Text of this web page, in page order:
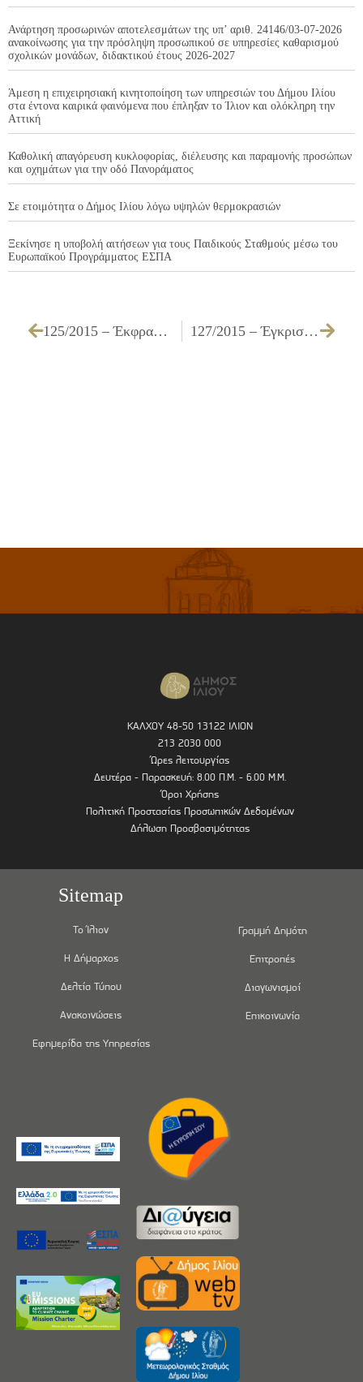
Ανάρτηση προσωρινών αποτελεσμάτων της υπ’ αριθ. 24146/03-07-2026
ανακοίνωσης για την πρόσληψη προσωπικού σε υπηρεσίες καθαρισμού
σχολικών μονάδων, διδακτικού έτους 2026-2027
Άμεση η επιχειρησιακή κινητοποίηση των υπηρεσιών του Δήμου Ιλίου
στα έντονα καιρικά φαινόμενα που έπληξαν το Ίλιον και ολόκληρη την
Αττική
Καθολική απαγόρευση κυκλοφορίας, διέλευσης και παραμονής προσώπων
και οχημάτων για την οδό Πανοράματος
Σε ετοιμότητα ο Δήμος Ιλίου λόγω υψηλών θερμοκρασιών
Ξεκίνησε η υποβολή αιτήσεων για τους Παιδικούς Σταθμούς μέσω του
Ευρωπαϊκού Προγράμματος ΕΣΠΑ
125/2015 – Έκφραση σύμφωνης γνώμης επί της αποφάσεως του Υπ. Οικονομίας, Υποδομών, Ναυτιλίας & Τουρισμού που αφορά προσωρινές κυκλοφοριακές ρυθμίσεις στο Δήμο μας, λόγω αποκλεισμού της Γέφυρας της οδού Έκτορος το Ρέμα Εσχατιάς 127/2015 – Έγκριση εκποίησης εγκαταλελειμμένων οχημάτων
ΚΑΛΧΟΥ 48-50 13122 ΙΛΙΟΝ
213 2030 000
Ώρες λειτουργίας
Δευτέρα - Παρασκευή: 8.00 Π.Μ. - 6.00 Μ.Μ.
Όροι Χρήσης
Πολιτική Προστασίας Προσωπικών Δεδομένων
Δήλωση Προσβασιμότητας
Sitemap
Το Ίλιον
Η Δήμαρχος
Δελτία Τύπου
Ανακοινώσεις
Εφημερίδα της Υπηρεσίας
Γραμμή Δημότη
Επιτροπές
Διαγωνισμοί
Επικοινωνία